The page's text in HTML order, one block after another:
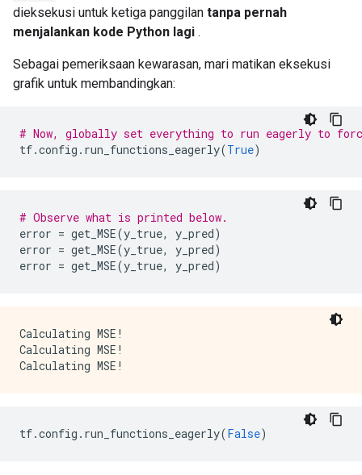
      op: "Const"
      attr {
        value {
          type: DT_INT32
      attr {
        key: "value"
            tensor_shape {
            }
            int_val: 0
          }
        }
      name: "cond/Const_3"
      op: "Const"
      attr {
        }
dieksekusi untuk ketiga panggilan tanpa pernah
menjalankan kode Python lagi .
Sebagai pemeriksaan kewarasan, mari matikan eksekusi
grafik untuk membandingkan:
# Now, globally set everything to run eagerly to
tf.config . run_functions_eagerly(True)
# Observe what is printed below.
error = get_MSE(y_true, y_pred)
error = get_MSE(y_true, y_pred)
error = get_MSE(y_true, y_pred)
Calculating MSE!
Calculating MSE!
tf.config . run_functions_eagerly(False)